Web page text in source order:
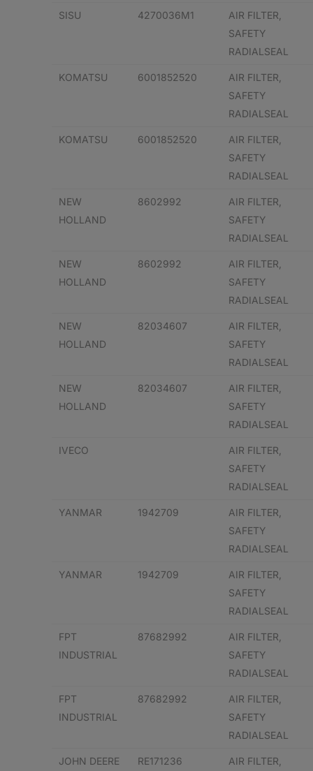
SISU 4270036M1
AIR FILTER,
SAFETY
RADIALSEAL
KOMATSU 6001852520
AIR FILTER,
SAFETY
RADIALSEAL
KOMATSU 6001852520
AIR FILTER,
SAFETY
RADIALSEAL
NEW
HOLLAND
8602992
AIR FILTER,
SAFETY
RADIALSEAL
NEW
HOLLAND
8602992
AIR FILTER,
SAFETY
RADIALSEAL
NEW
HOLLAND
82034607
AIR FILTER,
SAFETY
RADIALSEAL
NEW
HOLLAND
82034607
AIR FILTER,
SAFETY
RADIALSEAL
IVECO
AIR FILTER,
SAFETY
RADIALSEAL
YANMAR 1942709
AIR FILTER,
SAFETY
RADIALSEAL
YANMAR 1942709
AIR FILTER,
SAFETY
RADIALSEAL
FPT
INDUSTRIAL
87682992
AIR FILTER,
SAFETY
RADIALSEAL
FPT
INDUSTRIAL
87682992
AIR FILTER,
SAFETY
RADIALSEAL
JOHN DEERE RE171236
AIR FILTER,